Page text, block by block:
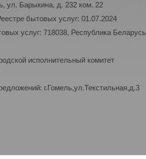
ул. Барыкина, д. 232 ком. 22
бытовых услуг: 01.07.2024
услуг: 718038, Республика Беларусь
исполнительный комитет
г.Гомель,ул.Текстильная,д.3